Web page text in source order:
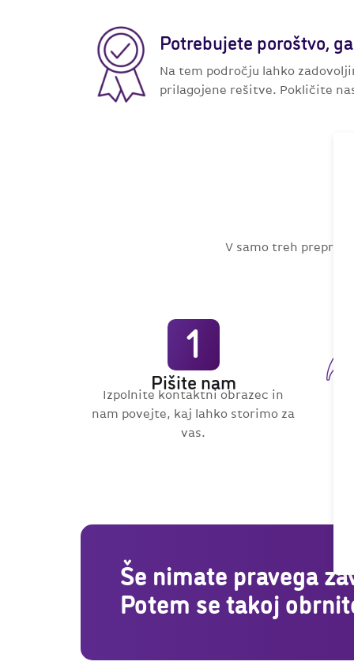
Potrebujete poroštvo,
Na tem področju lahko
prilagojene rešitve. Pokličite
V samo treh
1
Pišite nam
Izpolnite kontaktni obrazec in
nam povejte, kaj lahko storimo za
vas.
Še nimate pravega
Potem se takoj